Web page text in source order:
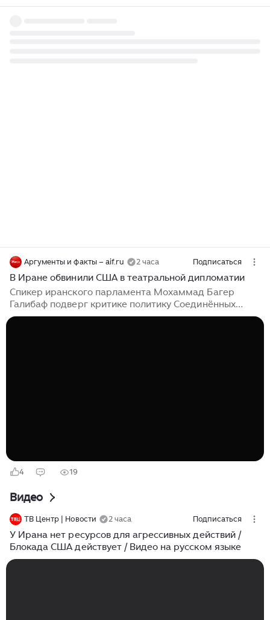
Аргументы и факты – aif.ru 2 часа Подписаться
В Иране обвинили США в театральной дипломатии
Спикер иранского парламента Мохаммад Багер
Галибаф подверг критике политику Соединённых
Штатов, основанную на применении давления на
4 19
Видео
ТВ Центр | Новости 2 часа Подписаться
У Ирана нет ресурсов для агрессивных действий /
Блокада США действует / Видео на русском языке